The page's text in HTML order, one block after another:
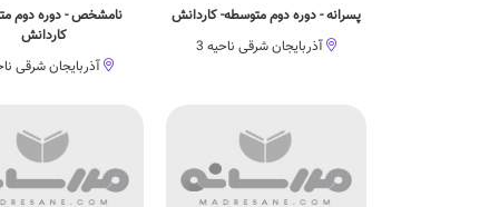
پسرانه - دوره دوم متوسطه- کاردانش
آذربایجان شرقی ناحیه 3
نامشخص - دوره دوم
کاردانش
آذربایجان شرقی